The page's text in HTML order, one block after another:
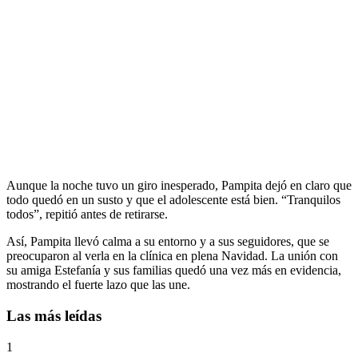
Aunque la noche tuvo un giro inesperado, Pampita dejó en claro que
todo quedó en un susto y que el adolescente está bien. “Tranquilos
todos”, repitió antes de retirarse.
Así, Pampita llevó calma a su entorno y a sus seguidores, que se
preocuparon al verla en la clínica en plena Navidad. La unión con
su amiga Estefanía y sus familias quedó una vez más en evidencia,
mostrando el fuerte lazo que las une.
Las más leídas
1